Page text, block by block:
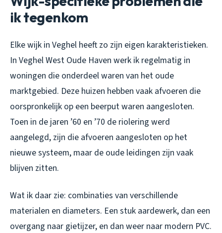
ik tegenkom
Elke wijk in Veghel heeft zo zijn eigen karakteristieken.
In Veghel West Oude Haven werk ik regelmatig in
woningen die onderdeel waren van het oude
marktgebied. Deze huizen hebben vaak afvoeren die
oorspronkelijk op een beerput waren aangesloten.
Toen in de jaren ’60 en ’70 de riolering werd
aangelegd, zijn die afvoeren aangesloten op het
nieuwe systeem, maar de oude leidingen zijn vaak
blijven zitten.
Wat ik daar zie: combinaties van verschillende
materialen en diameters. Een stuk aardewerk, dan een
overgang naar gietijzer, en dan weer naar modern PVC.